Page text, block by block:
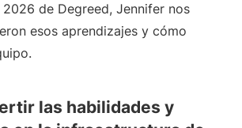
de Degreed, Jennifer nos
esos aprendizajes y cómo
las habilidades y